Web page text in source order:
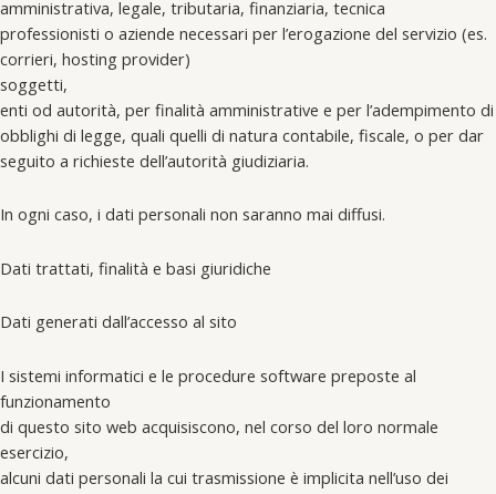
amministrativa, legale, tributaria, finanziaria, tecnica
professionisti o aziende necessari per l’erogazione del servizio (es.
corrieri, hosting provider)
soggetti,
enti od autorità, per finalità amministrative e per l’adempimento di
obblighi di legge, quali quelli di natura contabile, fiscale, o per dar
seguito a richieste dell’autorità giudiziaria.
In ogni caso, i dati personali non saranno mai diffusi.
Dati trattati, finalità e basi giuridiche
Dati generati dall’accesso al sito
I sistemi informatici e le procedure software preposte al
funzionamento
di questo sito web acquisiscono, nel corso del loro normale
esercizio,
alcuni dati personali la cui trasmissione è implicita nell’uso dei